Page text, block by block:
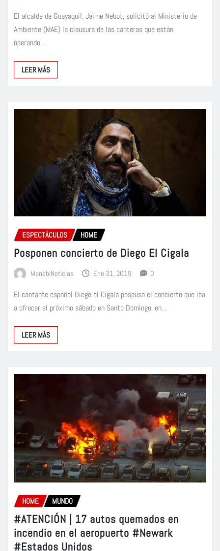
El alcalde de Guayaquil, Jaime Nebot, solicitó al Ministerio de
Ambiente (MAE) la clausura de las canteras que están
operando…
LEER MÁS
ESPECTÁCULOS HOME
Posponen concierto de Diego El Cigala
ManabiNoticias Ene 31, 2019 0
El cantante español Diego el Cigala pospuso el concierto que iba
a ofrecer el próximo sábado en Santo Domingo, en…
LEER MÁS
HOME MUNDO
#ATENCIÓN | 17 autos quemados en
incendio en el aeropuerto #Newark
#Estados Unidos